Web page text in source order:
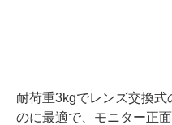
耐荷重3kgでレンズ交換式
のに最適で、モニター正